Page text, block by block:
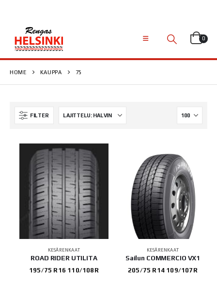
0
HOME KAUPPA 75
FILTER
KESÄRENKAAT
ROAD RIDER UTILITA
195/75 R16 110/108R
KESÄRENKAAT
Sailun COMMERCIO VX1
205/75 R14 109/107R